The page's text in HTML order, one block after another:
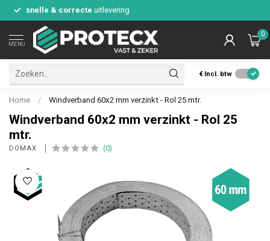
snelle & correcte uitlevering
MENU
0
€ Incl. btw
Home / Windverband 60x2 mm verzinkt - Rol 25 mtr.
Windverband 60x2 mm verzinkt - Rol 25
mtr.
DOMAX (0)